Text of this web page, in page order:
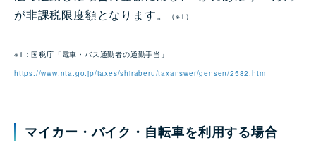
が非課税限度額となります。
（※1）
※1：国税庁「電車・バス通勤者の通勤手当」
https://www.nta.go.jp/taxes/shiraberu/taxanswer/gensen/2582.htm
マイカー・バイク・自転車を利用する場合